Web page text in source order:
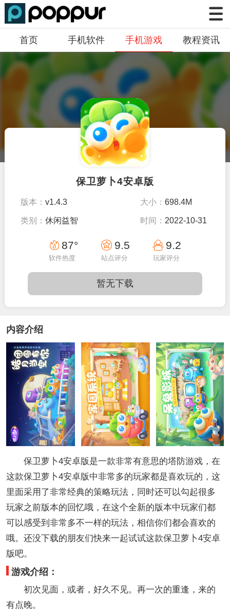
首页 手机软件 手机游戏 教程资讯
保卫萝卜4安卓版
版本：v1.4.3 大小：698.4M
类别：休闲益智 时间： 2022-10-31
09:02:56
87°
软件热度
9.5
站点评分
9.2
玩家评分
暂无下载
内容介绍
保卫萝卜4安卓版是一款非常有意思的塔防游戏，在
这款保卫萝卜4安卓版中非常多的玩家都是喜欢玩的，这
里面采用了非常经典的策略玩法，同时还可以勾起很多
玩家之前版本的回忆哦，在这个全新的版本中玩家们都
可以感受到非常多不一样的玩法，相信你们都会喜欢的
哦。还没下载的朋友们快来一起试试这款保卫萝卜4安卓
版吧。
游戏介绍：
初次见面，或者，好久不见。再一次的重逢，来的
有点晚。